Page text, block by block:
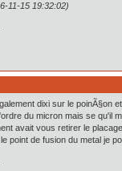
11-15 19:32:02)
dixi sur le poinÃ§on
du micron mais se qu'il
avait vous retirer le
point de fusion du metal je